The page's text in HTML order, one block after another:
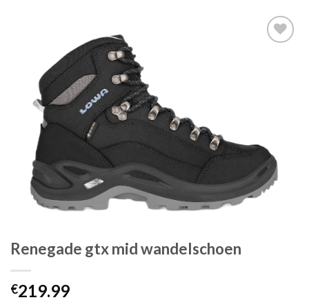
Renegade gtx mid wandelschoen
€219.99